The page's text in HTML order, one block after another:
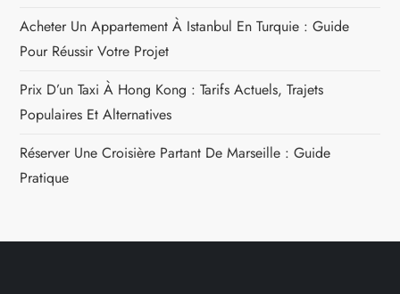
Acheter Un Appartement À Istanbul En Turquie : Guide
Pour Réussir Votre Projet
Prix D’un Taxi À Hong Kong : Tarifs Actuels, Trajets
Populaires Et Alternatives
Réserver Une Croisière Partant De Marseille : Guide
Pratique